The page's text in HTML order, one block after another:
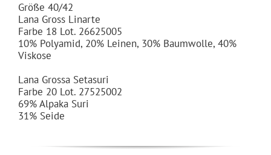
Größe 40/42
Lana Gross Linarte
Farbe 18 Lot. 26625005
10% Polyamid, 20% Leinen, 30% Baumwolle, 40%
Viskose
Lana Grossa Setasuri
Farbe 20 Lot. 27525002
69% Alpaka Suri
31% Seide